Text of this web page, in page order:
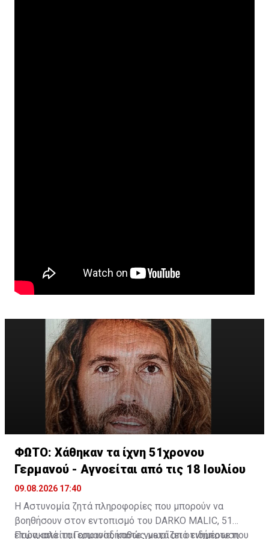
ΦΩΤΟ: Χάθηκαν τα ίχνη 51χρονου
Γερμανού - Αγνοείται από τις 18 Ιουλίου
09.08.2026 17:40
Η Αστυνομία ζητά πληροφορίες που μπορούν να
βοηθήσουν στον εντοπισμό του DARKO MALIC, 51
ετών, από τη Γερμανία, καθώς μετά από ενημέρωση
Παρακαλείται οποιοσδήποτε γνωρίζει οτιδήποτε που